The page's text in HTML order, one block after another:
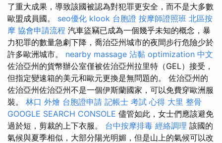
了重大成果，導致該國被認為對犯罪更安全，而不是大多數
歐盟成員國。 seo優化 klook 台胞證 按摩師證照班 北區按
摩 協會申請流程 汽車盜竊已成為一個幾乎未知的概念，暴
力犯罪的數量急劇下降，喬治亞州城市的夜間步行危險少於
許多歐洲城市。 nearby massage 沾黏 optimization 中文
佐治亞州的貨幣辦公室僅被佐治亞州拉里特（GEL）接受，
但指定變速箱的美元和歐元更換是無問題的。 佐治亞州的
佐治亞州佐治亞州不是一個伊斯蘭國家，可以免費穿歐洲服
裝。 林口 外燴 台胞證申請 記帳士 考試 心得 大里 整骨
GOOGLE SEARCH CONSOLE 儘管如此，女士們應該避免
過於短，剪裁的上下衣服。 台中按摩排毒 經絡調理 該國的
氣候與夏季相似，大部分陽光明媚，但是山上的氣候可以改